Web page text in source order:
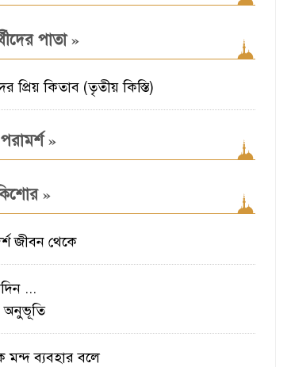
পাতা»
প্রিয় কিতাব (তৃতীয় কিস্তি)
»
»
জীবন থেকে
...
মন্দ ব্যবহার বলে